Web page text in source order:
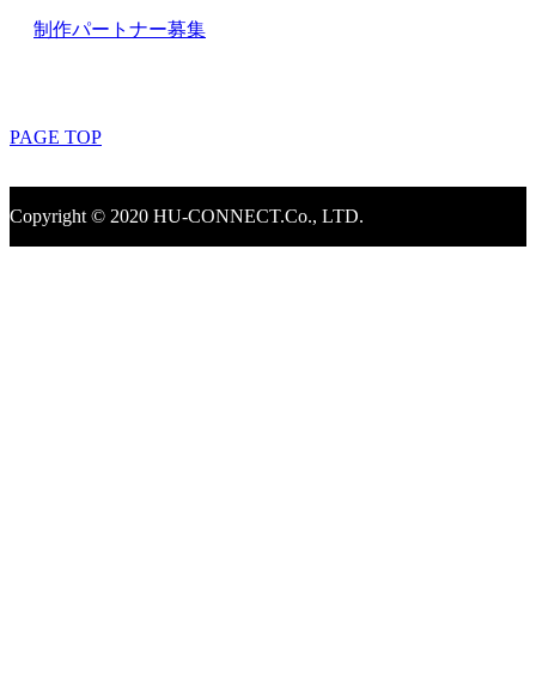
制作パートナー募集
PAGE TOP
Copyright © 2020 HU-CONNECT.Co., LTD.